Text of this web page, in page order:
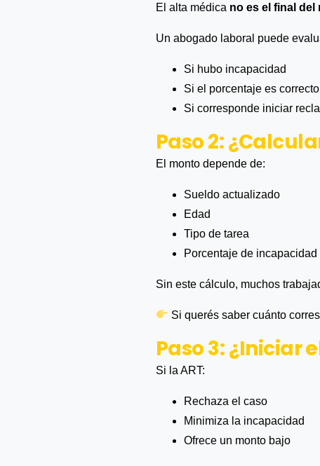
El alta médica no es el final del
Un abogado laboral puede
Si hubo incapacidad
Si el porcentaje es correcto
Si corresponde iniciar
Paso 2:
El monto depende de:
Sueldo actualizado
Edad
Tipo de tarea
Porcentaje de incapacidad
Sin este cálculo, muchos
Si querés saber cuánto
Paso 3: ¿Iniciar
Si la ART:
Rechaza el caso
Minimiza la incapacidad
Ofrece un monto bajo